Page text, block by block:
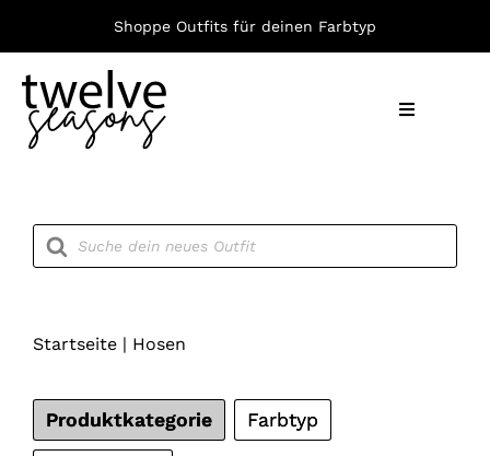
springen
Shoppe Outfits für deinen Farbtyp
Toggle
Products
search
Startseite| Hosen
Produktkategorie Farbtyp